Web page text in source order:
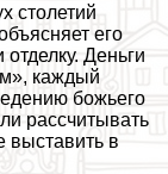
столетий
его
Деньги
каждый
божьего
рассчитывать
выставить в